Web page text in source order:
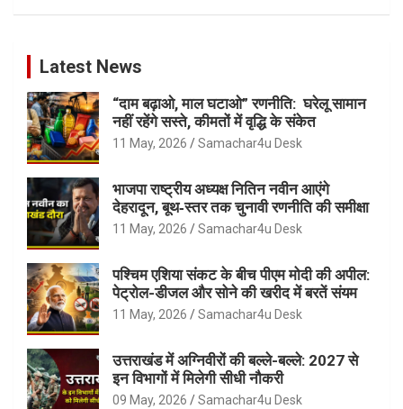
Latest News
“दाम बढ़ाओ, माल घटाओ” रणनीति: घरेलू सामान
नहीं रहेंगे सस्ते, कीमतों में वृद्धि के संकेत
11 May, 2026 Samachar4u Desk
भाजपा राष्ट्रीय अध्यक्ष नितिन नवीन आएंगे
देहरादून, बूथ‑स्तर तक चुनावी रणनीति की समीक्षा
11 May, 2026 Samachar4u Desk
पश्चिम एशिया संकट के बीच पीएम मोदी की अपील:
पेट्रोल-डीजल और सोने की खरीद में बरतें संयम
11 May, 2026 Samachar4u Desk
उत्तराखंड में अग्निवीरों की बल्ले-बल्ले: 2027 से
इन विभागों में मिलेगी सीधी नौकरी
09 May, 2026 Samachar4u Desk